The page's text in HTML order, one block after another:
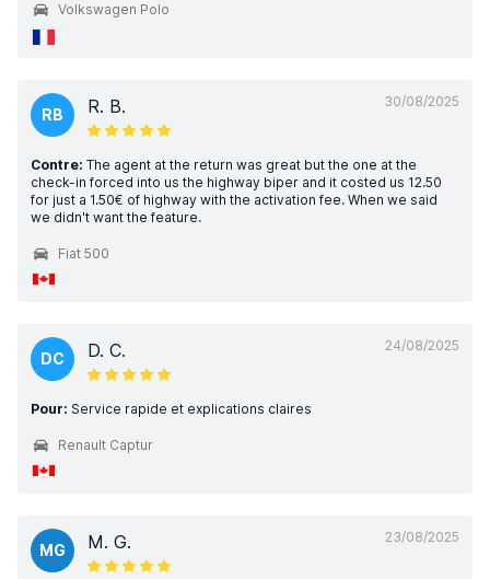
Volkswagen Polo
30/08/2025
RB R. B.
Contre: The agent at the return was great but the one at the
check-in forced into us the highway biper and it costed us 12.50
for just a 1.50€ of highway with the activation fee. When we said
we didn't want the feature.
Fiat 500
24/08/2025
DC D. C.
Pour: Service rapide et explications claires
Renault Captur
23/08/2025
MG M. G.